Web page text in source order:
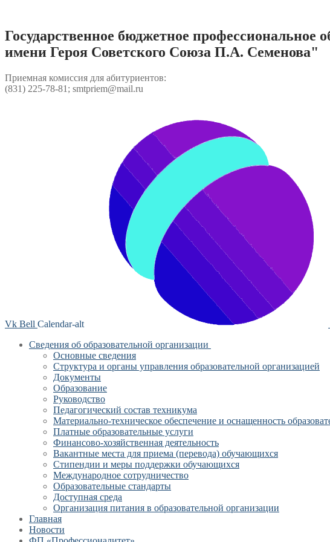
содержимому
Государственное бюджетное
имени Героя Советского Союза П.А. Семенова"
Приемная комиссия для абитуриентов:
(831) 225-78-81; smtpriem@mail.ru
Vk Bell Calendar-alt
Сведения об образовательной организации
Основные сведения
Структура и органы управления образовательной организацией
Документы
Образование
Руководство
Педагогический состав техникума
Материально-техническое обеспечение и оснащенность
Платные образовательные услуги
Финансово-хозяйственная деятельность
Вакантные места для приема (перевода) обучающихся
Стипендии и меры поддержки обучающихся
Международное сотрудничество
Образовательные стандарты
Доступная среда
Организация питания в образовательной организации
Главная
Новости